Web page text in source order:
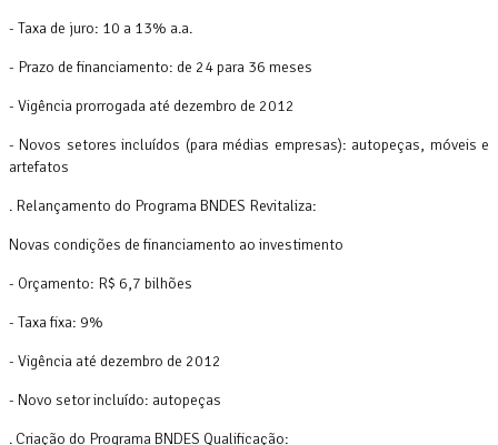
- Taxa de juro: 10 a 13% a.a.
- Prazo de financiamento: de 24 para 36 meses
- Vigência prorrogada até dezembro de 2012
- Novos setores incluídos (para médias empresas): autopeças, móveis e
artefatos
. Relançamento do Programa BNDES Revitaliza:
Novas condições de financiamento ao investimento
- Orçamento: R$ 6,7 bilhões
- Taxa fixa: 9%
- Vigência até dezembro de 2012
- Novo setor incluído: autopeças
. Criação do Programa BNDES Qualificação: